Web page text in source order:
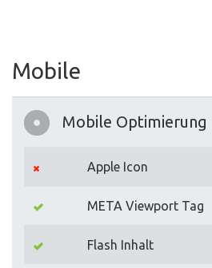
Mobile
Mobile Optimierung
Apple Icon
META Viewport Tag
Flash Inhalt